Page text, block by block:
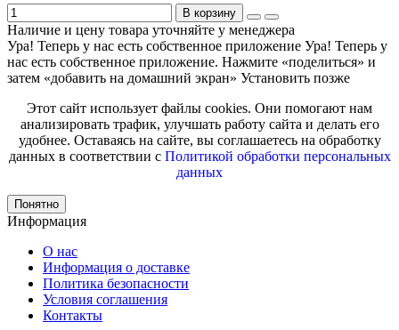
В корзину
Наличие и цену товара уточняйте у менеджера
Ура! Теперь у нас есть собственное приложение Ура! Теперь у
нас есть собственное приложение. Нажмите «поделиться» и
затем «добавить на домашний экран» Установить позже
Этот сайт использует файлы cookies. Они помогают нам
анализировать трафик, улучшать работу сайта и делать его
удобнее. Оставаясь на сайте, вы соглашаетесь на обработку
данных в соответствии с Политикой обработки персональных
данных
Понятно
Информация
О нас
Информация о доставке
Политика безопасности
Условия соглашения
Контакты